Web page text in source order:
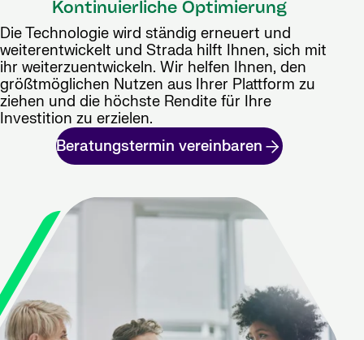
Kontinuierliche Optimierung
Die Technologie wird ständig erneuert und
weiterentwickelt und Strada hilft Ihnen, sich mit
ihr weiterzuentwickeln. Wir helfen Ihnen, den
größtmöglichen Nutzen aus Ihrer Plattform zu
ziehen und die höchste Rendite für Ihre
Investition zu erzielen.
Beratungstermin vereinbaren